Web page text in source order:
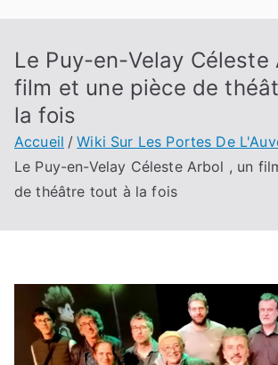
Le Puy-en-Velay Céleste
film et une pièce de
la fois
Accueil
Wiki Sur Les Portes De
Le Puy-en-Velay Céleste Arbol , un
de théâtre tout à la fois